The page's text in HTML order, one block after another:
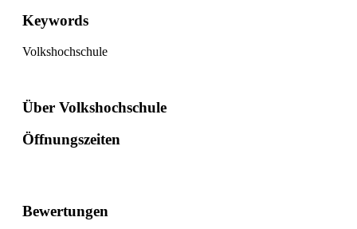
Keywords
Volkshochschule
Über Volkshochschule
Öffnungszeiten
Bewertungen